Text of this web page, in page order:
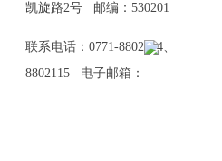
凯旋路2号 邮编：530201
联系电话：0771-8802114、
8802115 电子邮箱：